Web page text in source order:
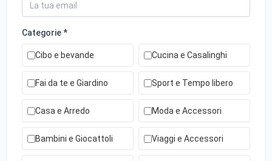
Categorie *
Cibo e bevande Cucina e Casalinghi
Fai da te e Giardino Sport e Tempo libero
Casa e Arredo Moda e Accessori
Bambini e Giocattoli Viaggi e Accessori